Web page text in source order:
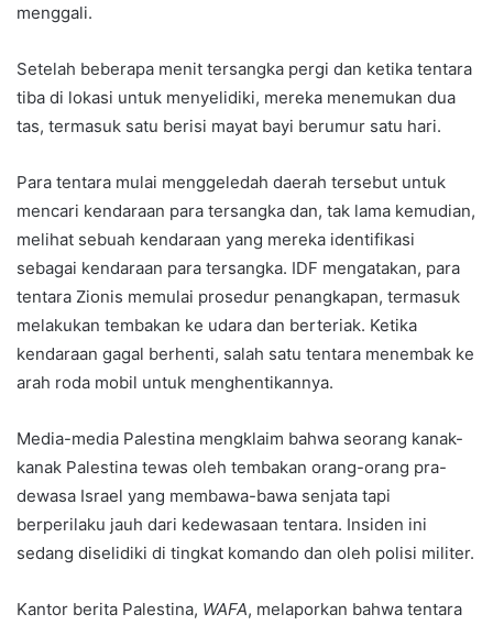
menggali.
Setelah beberapa menit tersangka pergi dan ketika tentara
tiba di lokasi untuk menyelidiki, mereka menemukan dua
tas, termasuk satu berisi mayat bayi berumur satu hari.
Para tentara mulai menggeledah daerah tersebut untuk
mencari kendaraan para tersangka dan, tak lama kemudian,
melihat sebuah kendaraan yang mereka identifikasi
sebagai kendaraan para tersangka. IDF mengatakan, para
tentara Zionis memulai prosedur penangkapan, termasuk
melakukan tembakan ke udara dan berteriak. Ketika
kendaraan gagal berhenti, salah satu tentara menembak ke
arah roda mobil untuk menghentikannya.
Media-media Palestina mengklaim bahwa seorang kanak-
kanak Palestina tewas oleh tembakan orang-orang pra-
dewasa Israel yang membawa-bawa senjata tapi
berperilaku jauh dari kedewasaan tentara. Insiden ini
sedang diselidiki di tingkat komando dan oleh polisi militer.
Kantor berita Palestina, WAFA, melaporkan bahwa tentara